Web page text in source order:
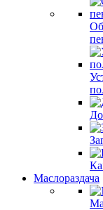
Маслораздача